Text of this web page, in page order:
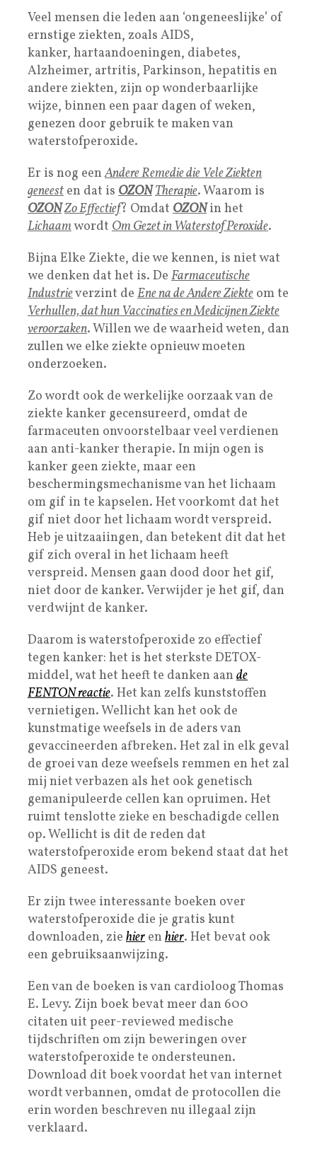
Veel mensen die leden aan ‘ongeneeslijke’ of
ernstige ziekten, zoals AIDS,
kanker, hartaandoeningen, diabetes,
Alzheimer, artritis, Parkinson, hepatitis en
andere ziekten, zijn op wonderbaarlijke
wijze, binnen een paar dagen of weken,
genezen door gebruik te maken van
waterstofperoxide.
Er is nog eenAndere Remedie die Vele Ziekten
geneest en dat is OZONTherapie. Waarom is
OZONZo Effectief? Omdat OZONin het
Lichaamwordt Om Gezet in Waterstof Peroxide.
Bijna Elke Ziekte, die we kennen, is niet wat
we denken dat het is. De Farmaceutische
Industrieverzint de Ene na de Andere Ziekte om te
Verhullen, dat hun Vaccinaties en Medicijnen Ziekte
veroorzaken. Willen we de waarheid weten, dan
zullen we elke ziekte opnieuw moeten
onderzoeken.
Zo wordt ook de werkelijke oorzaak van de
ziekte kanker gecensureerd, omdat de
farmaceuten onvoorstelbaar veel verdienen
aan anti-kanker therapie. In mijn ogen is
kanker geen ziekte, maar een
beschermingsmechanisme van het lichaam
om gif in te kapselen. Het voorkomt dat het
gif niet door het lichaam wordt verspreid.
Heb je uitzaaiingen, dan betekent dit dat het
gif zich overal in het lichaam heeft
verspreid. Mensen gaan dood door het gif,
niet door de kanker. Verwijder je het gif, dan
verdwijnt de kanker.
Daarom is waterstofperoxide zo effectief
tegen kanker: het is het sterkste DETOX-
middel, wat het heeft te danken aan de
FENTONreactie. Het kan zelfs kunststoffen
vernietigen. Wellicht kan het ook de
kunstmatige weefsels in de aders van
gevaccineerden afbreken. Het zal in elk geval
de groei van deze weefsels remmen en het zal
mij niet verbazen als het ook genetisch
gemanipuleerde cellen kan opruimen. Het
ruimt tenslotte zieke en beschadigde cellen
op. Wellicht is dit de reden dat
waterstofperoxide erom bekend staat dat het
AIDS geneest.
Er zijn twee interessante boeken over
waterstofperoxide die je gratis kunt
downloaden, zie hier en hier. Het bevat ook
een gebruiksaanwijzing.
Een van de boeken is van cardioloog Thomas
E. Levy. Zijn boek bevat meer dan 600
citaten uit peer-reviewed medische
tijdschriften om zijn beweringen over
waterstofperoxide te ondersteunen.
Download dit boek voordat het van internet
wordt verbannen, omdat de protocollen die
erin worden beschreven nu illegaal zijn
verklaard.